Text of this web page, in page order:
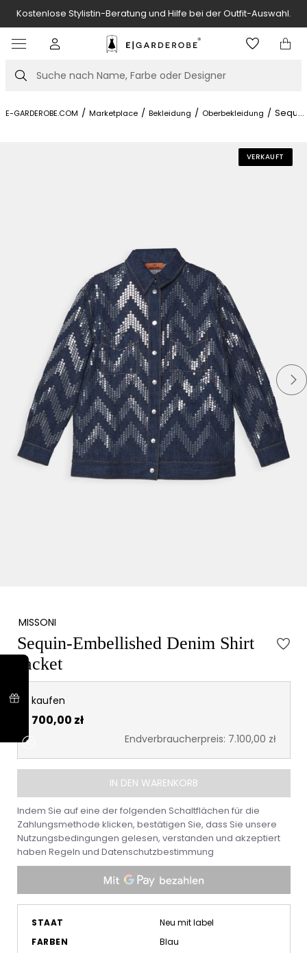
Kostenlose Stylistin-Beratung und Hilfe bei der Outfit-Auswahl.
Suche
E-GARDEROBE.COM / Marketplace / Bekleidung / Oberbekleidung / ...
VERKAUFT
MISSONI
Sequin-Embellished Denim Shirt
Jacket
kaufen
700,00 zł
Endverbraucherpreis: 7.100,00 zł
IN DEN WARENKORB
Indem Sie auf eine der folgenden Schaltflächen für die
Zahlungsmethode klicken, bestätigen Sie, dass Sie unsere
Nutzungsbedingungen gelesen, verstanden und akzeptiert
haben Regeln und Datenschutzbestimmung
STAAT
Neu mit label
FARBEN
Blau